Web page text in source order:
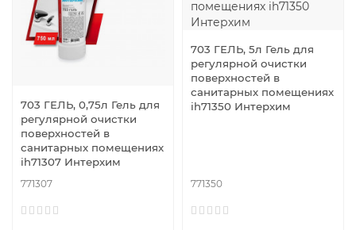
703 ГЕЛЬ, 0,75л Гель для
регулярной очистки
поверхностей в
санитарных помещениях
ih71307 Интерхим
771307
703 ГЕЛЬ, 5л Гель для
регулярной очистки
поверхностей в
санитарных помещениях
ih71350 Интерхим
771350